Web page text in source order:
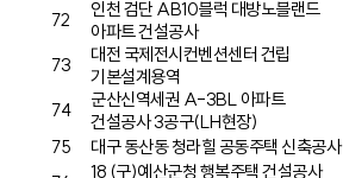
72
인천 검단 AB10블럭 대방노블랜드
아파트 건설공사
73
대전 국제전시컨벤션센터 건립
기본설계용역
74
군산신역세권 A-3BL 아파트
건설공사 3공구(LH현장)
75
대구 동산동 청라힐 공동주택 신축공사
18 (구)예산군청 행복주택 건설공사